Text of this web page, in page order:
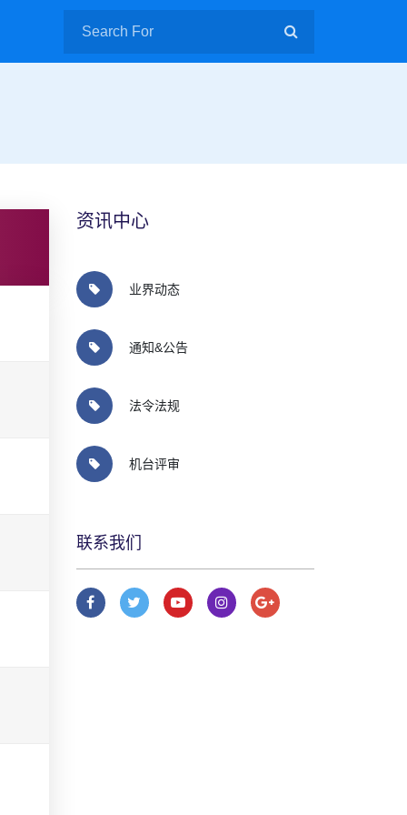
资讯中心
业界动态
通知&公告
法令法规
机台评审
联系我们